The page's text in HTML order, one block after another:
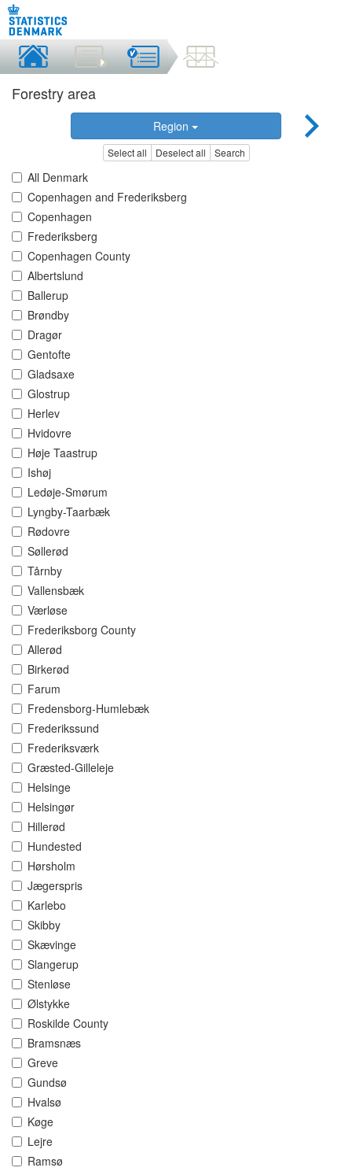
Forestry area
Region
Select all Deselect all Search
All Denmark
Copenhagen and Frederiksberg
Copenhagen
Frederiksberg
Copenhagen County
Albertslund
Ballerup
Brøndby
Dragør
Gentofte
Gladsaxe
Glostrup
Herlev
Hvidovre
Høje Taastrup
Ishøj
Ledøje-Smørum
Lyngby-Taarbæk
Rødovre
Søllerød
Tårnby
Vallensbæk
Værløse
Frederiksborg County
Allerød
Birkerød
Farum
Fredensborg-Humlebæk
Frederikssund
Frederiksværk
Græsted-Gilleleje
Helsinge
Helsingør
Hillerød
Hundested
Hørsholm
Jægerspris
Karlebo
Skibby
Skævinge
Slangerup
Stenløse
Ølstykke
Roskilde County
Bramsnæs
Greve
Gundsø
Hvalsø
Køge
Lejre
Ramsø